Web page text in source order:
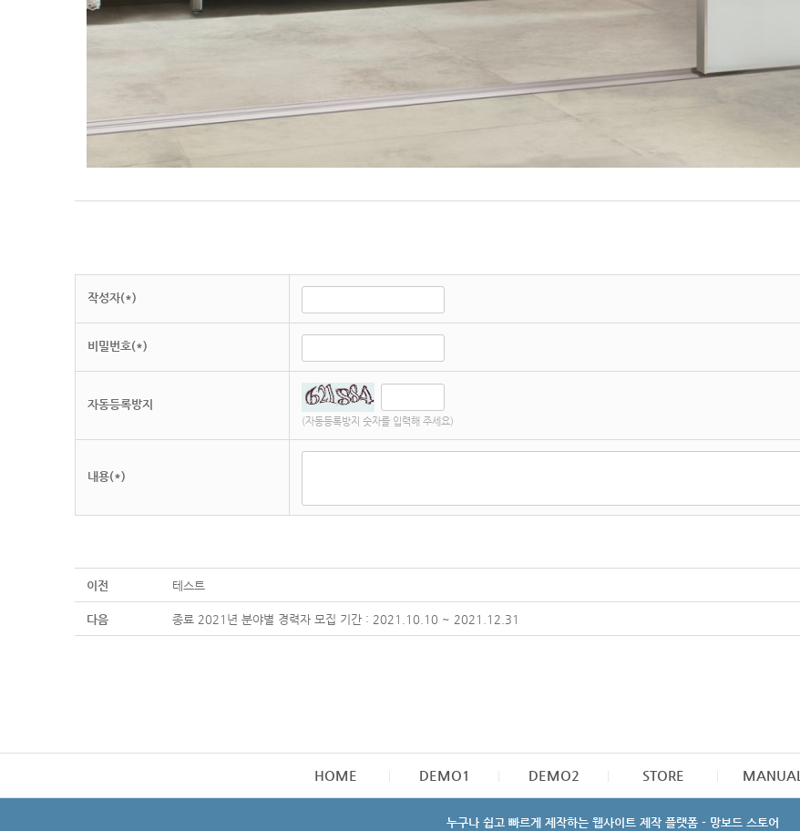
작성자(*)
비밀번호(*)
자동등록방지
(자동등록방지 숫자를 입력해 주세요)
내용(*)
이전 테스트
다음 종료 2021년 분야별 경력자 모집 기간 : 2021.10.10 ~ 2021.12.31
HOME DEMO1 DEMO2 STORE MANUAL
누구나 쉽고 빠르게 제작하는 웹사이트 제작 플랫폼 - 망보드 스토어